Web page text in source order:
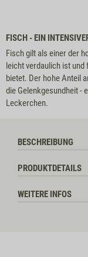
FISCH - EIN
Fisch gilt als einer der
leicht verdaulich ist und
bietet. Der hohe Anteil
die Gelenkgesundheit -
Leckerchen.
BESCHREIBUNG
PRODUKTDETAILS
WEITERE INFOS